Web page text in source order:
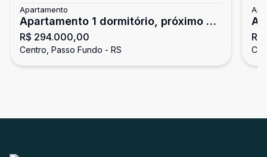
Apartamento
Apartamento 1 dormitório, próximo ao
Notre Dame
R$ 294.000,00
Centro, Passo Fundo - RS
ao